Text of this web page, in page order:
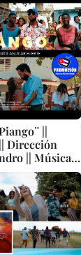
||
Dirección
|| Música
|| CUBA